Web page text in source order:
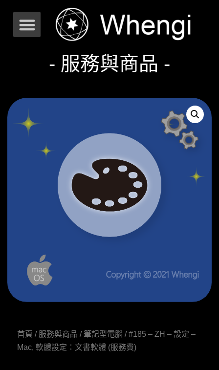
- 服務與商品 -
首頁 / 服務與商品 / 筆記型電腦 / #185 – ZH – 設定 –
Mac, 軟體設定：文書軟體 (服務費)